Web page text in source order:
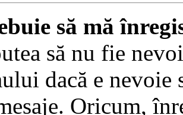
să mă
să nu fie
dacă e nevoie
Oricum,